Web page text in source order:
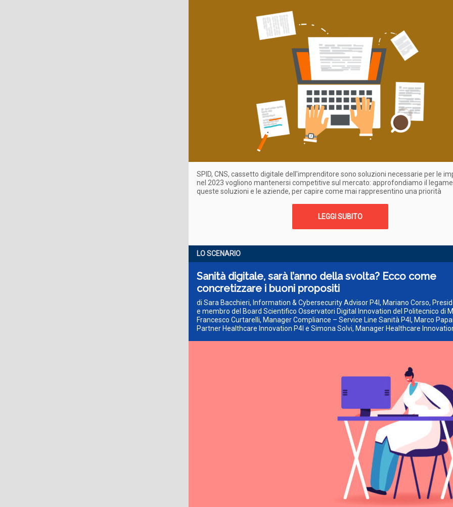
SPID, CNS, cassetto digitale dell'imprenditore sono soluzioni necessarie per le
nel 2023 vogliono mantenersi competitive sul mercato: approfondiamo il
queste soluzioni e le aziende, per capire come mai rappresentino una priorità
LEGGI SUBITO
LO SCENARIO
Sanità digitale, sarà l’anno della svolta? Ecco come
concretizzare i buoni propositi
di Sara Bacchieri, Information & Cybersecurity Advisor P4I, Mariano Corso,
e membro del Board Scientifico Osservatori Digital Innovation del Politecnico di
Francesco Curtarelli, Manager Compliance – Service Line Sanità P4I, Marco
Partner Healthcare Innovation P4I e Simona Solvi, Manager Healthcare